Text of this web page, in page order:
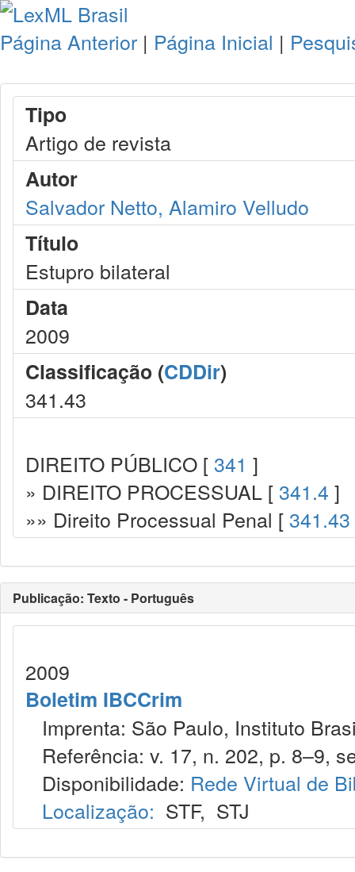
Página Anterior | Página Inicial |
Tipo
Artigo de revista
Autor
Salvador Netto, Alamiro Velludo
Título
Estupro bilateral
Data
2009
Classificação (CDDir)
341.43
DIREITO PÚBLICO [ 341 ]
» DIREITO PROCESSUAL [ 341.4 ]
»» Direito Processual Penal [ 341.43
Publicação: Texto - Português
2009
Boletim IBCCrim
Imprenta: São Paulo, Instituto
Referência: v. 17, n. 202, p. 8–9,
Disponibilidade: Rede Virtual de
Localização: STF, STJ